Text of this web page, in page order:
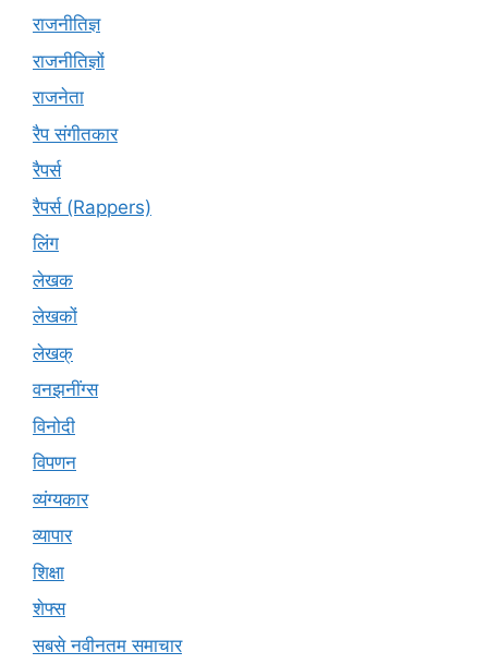
राजनीतिज्ञ
राजनीतिज्ञों
राजनेता
रैप संगीतकार
रैपर्स
रैपर्स (Rappers)
लिंग
लेखक
लेखकों
लेखक्
वनझनींग्स
विनोदी
विपणन
व्यंग्यकार
व्यापार
शिक्षा
शेफ्स
सबसे नवीनतम समाचार